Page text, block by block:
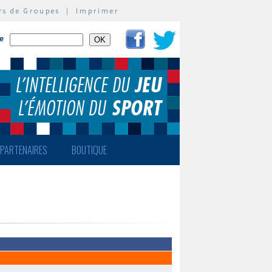
de Groupes | Imprimer
PARTENAIRES BOUTIQUE